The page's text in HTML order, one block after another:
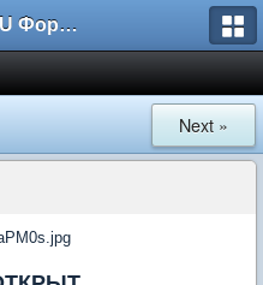
ARMA3.RU Форум
Next »